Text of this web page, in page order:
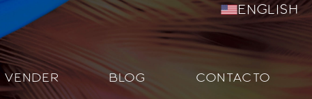
English
VENDER BLOG CONTACTO